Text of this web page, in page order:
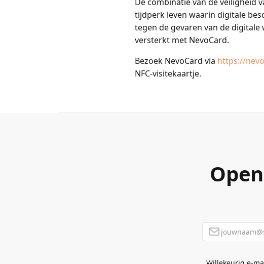
tijdperk leven waarin digitale
tegen de gevaren van de
versterkt met NevoCard.
Bezoek NevoCard via https://
NFC-visitekaartje.